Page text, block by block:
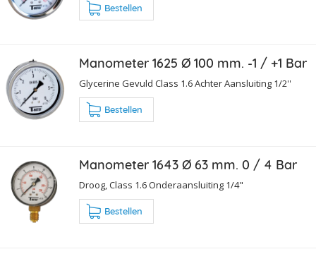
Bestellen
Manometer 1625 Ø 100 mm. -1 / +1 Bar
Glycerine Gevuld Class 1.6 Achter Aansluiting 1/2''
Bestellen
Manometer 1643 Ø 63 mm. 0 / 4 Bar
Droog, Class 1.6 Onderaansluiting 1/4"
Bestellen